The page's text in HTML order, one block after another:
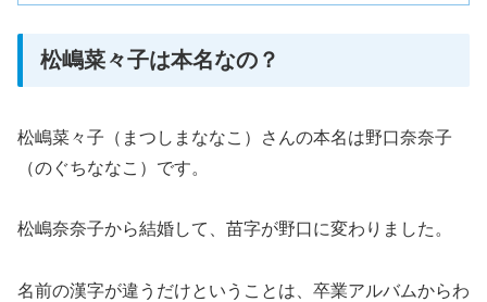
松嶋菜々子は本名なの？
松嶋菜々子（まつしまななこ）さんの本名は野口奈奈子
（のぐちななこ）です。
松嶋奈奈子から結婚して、苗字が野口に変わりました。
名前の漢字が違うだけということは、卒業アルバムからわ